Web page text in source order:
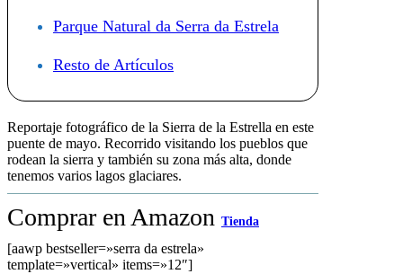
Parque Natural da Serra da Estrela
Resto de Artículos
Reportaje fotográfico de la Sierra de la Estrella en este
puente de mayo. Recorrido visitando los pueblos que
rodean la sierra y también su zona más alta, donde
tenemos varios lagos glaciares.
Comprar en Amazon Tienda
[aawp bestseller=»serra da estrela»
template=»vertical» items=»12″]